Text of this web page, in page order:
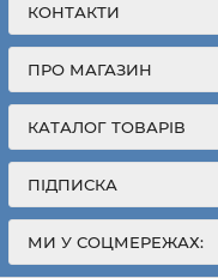
КОНТАКТИ
ПРО МАГАЗИН
КАТАЛОГ ТОВАРІВ
ПІДПИСКА
МИ У СОЦМЕРЕЖАХ: